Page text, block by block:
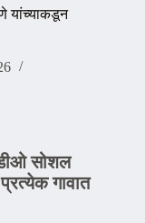
यांच्याकडून
सोशल
गावात